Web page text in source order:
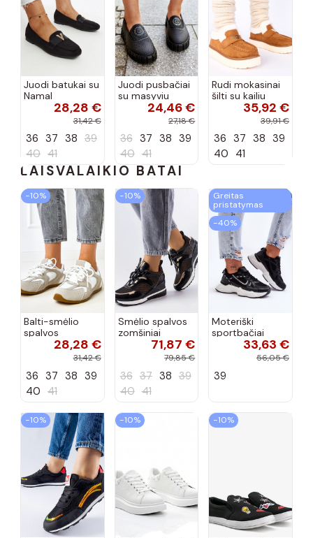
Juodi batukai su
Namal
dekoracija28,28 €
31,42 €
36 37 38 39
40 41
Juodi pusbačiai
su masyviu
padu Teska24,46 €
27,18 €
36 37 38 39
40 41
Rudi mokasinai
šilti su kailiu
35,92 €
39,91 €
36 37 38 39
40 41
LAISVALAIKIO BATAI
−10%
Balti-smėlio
spalvos
sportiniai
Casey
28,28 €
31,42 €
36 37 38 39
40 41
−10%
Smėlio spalvos
zomšiniai
sportiniai
bateliai, „Karino"
71,87 €
79,85 €
36 37 38 39
40 41
Greitas
pristatymas
−40%
Moteriški
sportbačiai
juodos spalvos
33,63 €
56,05 €
39
−10% −10% −10%